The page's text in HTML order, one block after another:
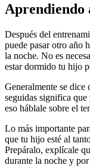
Después del
puede pasar otro año
la noche. No es
estar dormido tu hijo
Generalmente se dice
seguidas significa que
eso háblale sobre el
Lo más importante
que tu hijo esté al
Prepáralo, explícale
durante la noche y por